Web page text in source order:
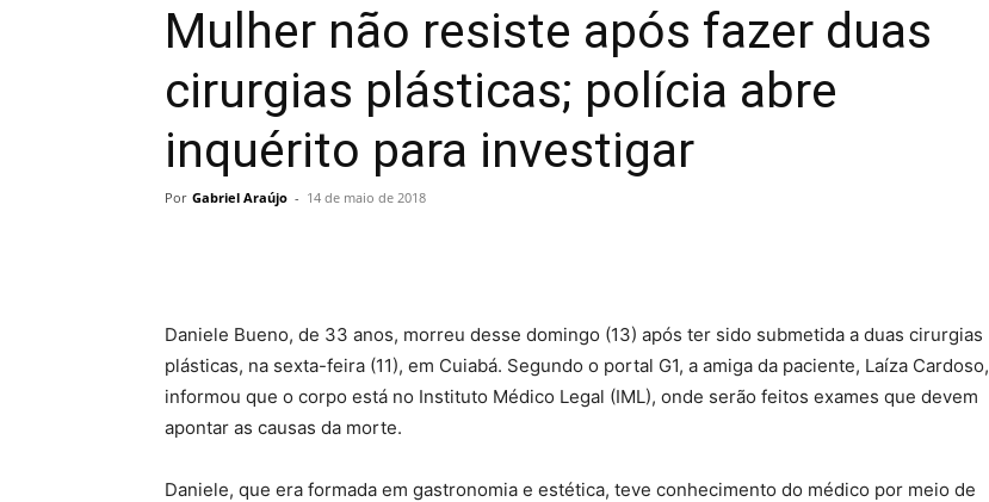
Mulher não resiste após fazer duas
cirurgias plásticas; polícia abre
inquérito para investigar
Por Gabriel Araújo - 14 de maio de 2018
Daniele Bueno, de 33 anos, morreu desse domingo (13) após ter sido submetida a duas cirurgias
plásticas, na sexta-feira (11), em Cuiabá. Segundo o portal G1, a amiga da paciente, Laíza Cardoso,
informou que o corpo está no Instituto Médico Legal (IML), onde serão feitos exames que devem
apontar as causas da morte.
Daniele, que era formada em gastronomia e estética, teve conhecimento do médico por meio de